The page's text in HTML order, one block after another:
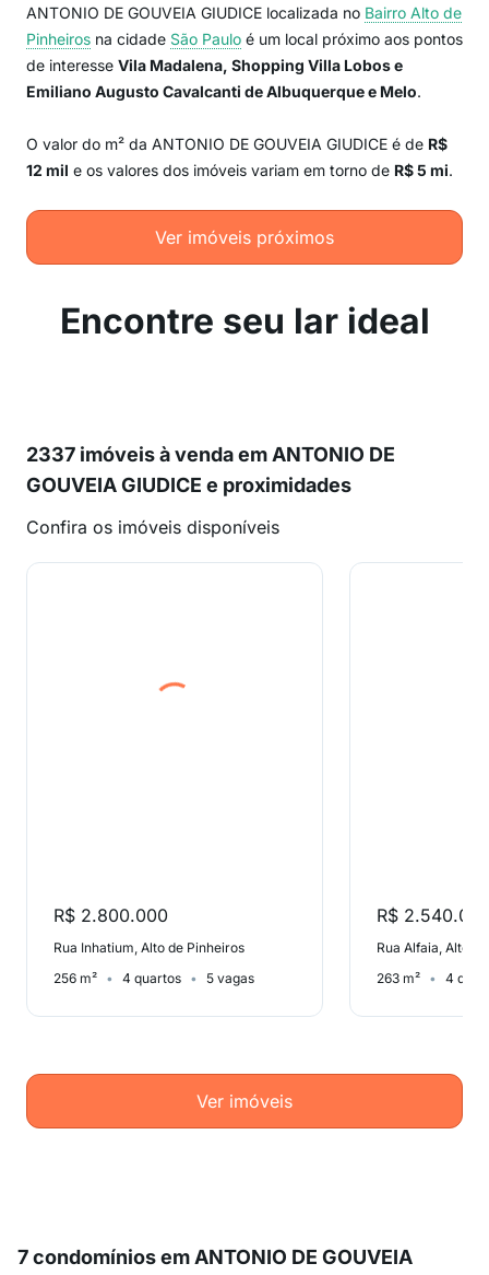
ANTONIO DE GOUVEIA GIUDICE localizada no Bairro Alto de
Pinheiros na cidade São Paulo é um local próximo aos pontos
de interesse Vila Madalena, Shopping Villa Lobos e
Emiliano Augusto Cavalcanti de Albuquerque e Melo.
O valor do m² da ANTONIO DE GOUVEIA GIUDICE é de R$
12 mil e os valores dos imóveis variam em torno de R$ 5 mi.
Ver imóveis próximos
Encontre seu lar ideal
2337 imóveis à venda em ANTONIO DE
GOUVEIA GIUDICE e proximidades
Confira os imóveis disponíveis
R$ 2.800.000
Rua Inhatium, Alto de Pinheiros
256 m²
4 quartos 5 vagas
R$
Rua Alfaia, Alto
263 m²
4
Ver imóveis
7 condomínios em ANTONIO DE GOUVEIA